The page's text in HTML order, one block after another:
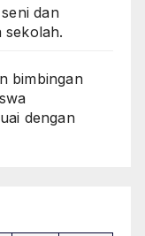
dan
sekolah.
bimbingan
dengan